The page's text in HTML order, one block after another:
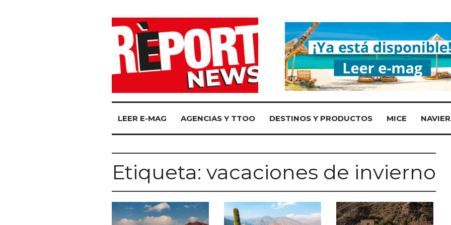
LEER E-MAG AGENCIAS Y TTOO DESTINOS Y PRODUCTOS MICE
Etiqueta: vacaciones de invierno